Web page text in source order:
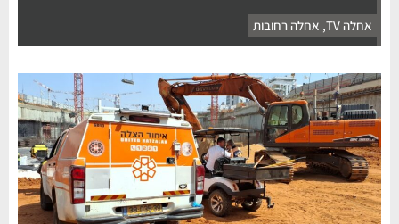
אחלה TV , אחלה רחובות